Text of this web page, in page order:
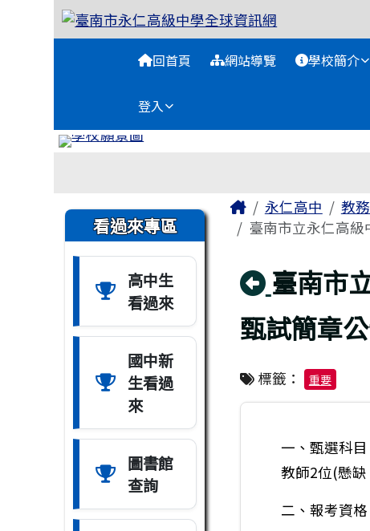
跳至主內容區
臺南市永仁高級中學全球
回首頁 網站導覽 學校簡介
登入
左邊區域內容
看過來專區
高中生
看過來
國中新
生看過
來
圖書館
查詢
主內容區域
Home永仁高中 教
臺南市立永仁高級
回上頁
臺南市
甄試簡章
標籤： 重要
一、甄選科
教師2位(懸
二、報考資
頁尾區域